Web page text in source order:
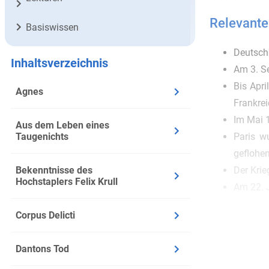
Basiswissen
Inhaltsverzeichnis
Agnes
Aus dem Leben eines
Taugenichts
Bekenntnisse des
Hochstaplers Felix Krull
Corpus Delicti
Dantons Tod
Am 3.
Bis
Im Mai
Paris
geflohen
Der
Da